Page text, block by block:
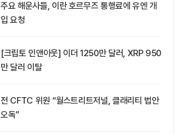
주요 해운사들, 이란 호르무즈 통행료에 유엔 개
입 요청
[크립토 인앤아웃] 이더 1250만 달러, XRP 950
만 달러 이탈
전 CFTC 위원 “월스트리트저널, 클래리티 법안
오독”